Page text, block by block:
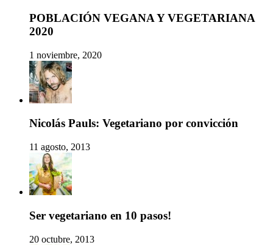
POBLACIÓN VEGANA Y VEGETARIANA
2020
1 noviembre, 2020
Nicolás Pauls: Vegetariano por convicción
11 agosto, 2013
Ser vegetariano en 10 pasos!
20 octubre, 2013